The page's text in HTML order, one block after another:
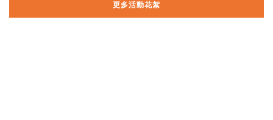
更多活動花絮